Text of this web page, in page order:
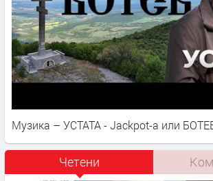
Музика – УСТАТА - Jackpot-a или
Четени